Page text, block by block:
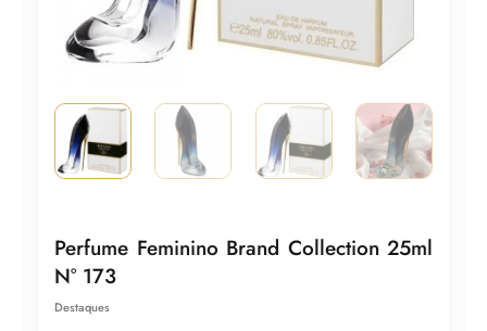
Perfume Feminino Brand Collection 25ml
N° 173
Destaques